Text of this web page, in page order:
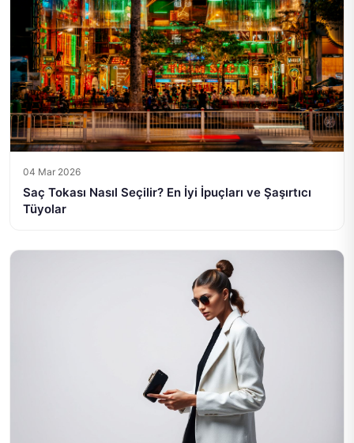
04 Mar 2026
Saç Tokası Nasıl Seçilir? En İyi İpuçları ve Şaşırtıcı
Tüyolar